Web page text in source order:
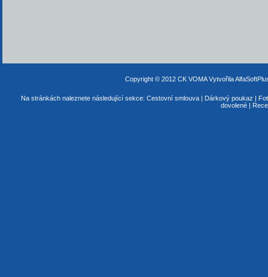
Copyright © 2012 CK VOMA Vytvořila
Na stránkách naleznete následující sekce: Cestovní smlouva| Dárkový poukaz |
dovolené|